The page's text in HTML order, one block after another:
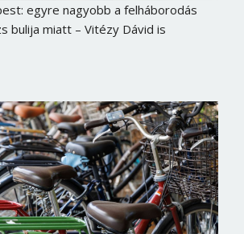
egyre nagyobb a felháborodás
bulija miatt – Vitézy Dávid is